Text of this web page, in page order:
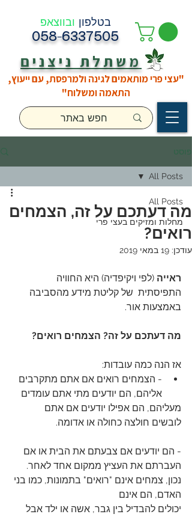
בטלפון ובווצאפ
058-6337505
משתלת ניצנים
"עצי פרי מותאמים לגינה ולמרפסת, עם ייעוץ,
התאמה ומשלוח"
פוסט
All Posts
מחלות ומזיקים בעצי פרי
All Posts
מה דעתכם על זה, הצמחים
רואים?
עודכן: 19 במאי 2019
ראייה (לפי ויקיפדיה) היא החוויה
התפיסתית  של קליטת מידע מהסביבה
באמצעות אור.
מה דעתכם על זה? הצמחים רואים?
אז הנה כמה עובדות:
- הצמחים רואים אם אתם מתקרבים
אליהם, הם יודעים מתי אתם עומדים
מעליהם, הם אפילו יודעים אם אתם
לובשים חולצה כחולה או אדומה.
- הם יודעים אם צבעתם את הבית או אם
העברתם את העציץ ממקום אחד לאחר.
נכון, צמחים אינם "רואים" בתמונות, כמו בני
האדם, הם אינם
יכולים להבדיל בין גבר, אשה או ילד אבל